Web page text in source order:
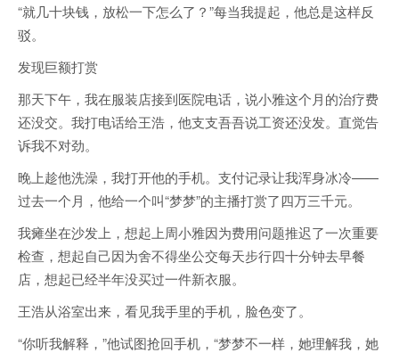
“就几十块钱，放松一下怎么了？”每当我提起，他总是这样反
驳。
发现巨额打赏
那天下午，我在服装店接到医院电话，说小雅这个月的治疗费
还没交。我打电话给王浩，他支支吾吾说工资还没发。直觉告
诉我不对劲。
晚上趁他洗澡，我打开他的手机。支付记录让我浑身冰冷——
过去一个月，他给一个叫“梦梦”的主播打赏了四万三千元。
我瘫坐在沙发上，想起上周小雅因为费用问题推迟了一次重要
检查，想起自己因为舍不得坐公交每天步行四十分钟去早餐
店，想起已经半年没买过一件新衣服。
王浩从浴室出来，看见我手里的手机，脸色变了。
“你听我解释，”他试图抢回手机，“梦梦不一样，她理解我，她